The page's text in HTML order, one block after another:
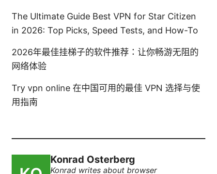
The Ultimate Guide Best VPN for Star Citizen
in 2026: Top Picks, Speed Tests, and How-To
2026年最佳挂梯子的软件推荐：让你畅游无阻的
网络体验
Try vpn online 在中国可用的最佳 VPN 选择与使
用指南
Konrad Osterberg
Konrad writes about browser